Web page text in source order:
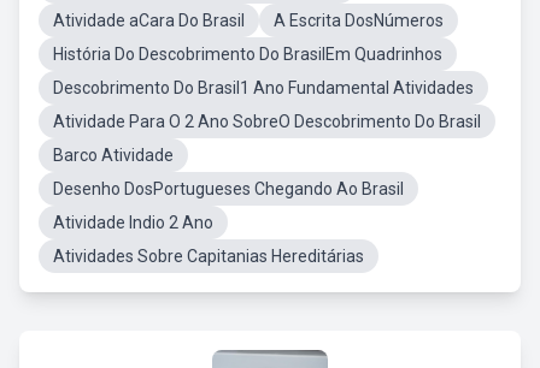
Atividade aCara Do Brasil
A Escrita DosNúmeros
História Do Descobrimento Do BrasilEm Quadrinhos
Descobrimento Do Brasil1 Ano Fundamental Atividades
Atividade Para O 2 Ano SobreO Descobrimento Do Brasil
Barco Atividade
Desenho DosPortugueses Chegando Ao Brasil
Atividade Indio 2 Ano
Atividades Sobre Capitanias Hereditárias